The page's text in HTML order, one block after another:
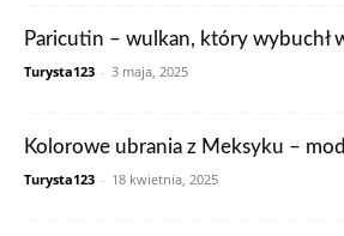
Paricutin – wulkan, który wybuchł
Turysta123 - 3 maja, 2025
Kolorowe ubrania z Meksyku –
Turysta123 - 18 kwietnia, 2025